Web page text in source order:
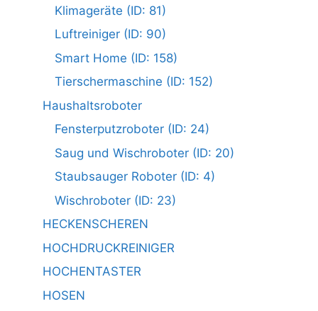
Klimageräte (ID: 81)
Luftreiniger (ID: 90)
Smart Home (ID: 158)
Tierschermaschine (ID: 152)
Haushaltsroboter
Fensterputzroboter (ID: 24)
Saug und Wischroboter (ID: 20)
Staubsauger Roboter (ID: 4)
Wischroboter (ID: 23)
HECKENSCHEREN
HOCHDRUCKREINIGER
HOCHENTASTER
HOSEN